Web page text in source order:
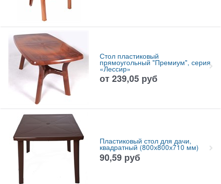
Стол пластиковый
прямоугольный "Премиум", серия
«Лессир»
от 239,05 руб
Пластиковый стол для дачи,
квадратный (800х800х710 мм)
90,59 руб